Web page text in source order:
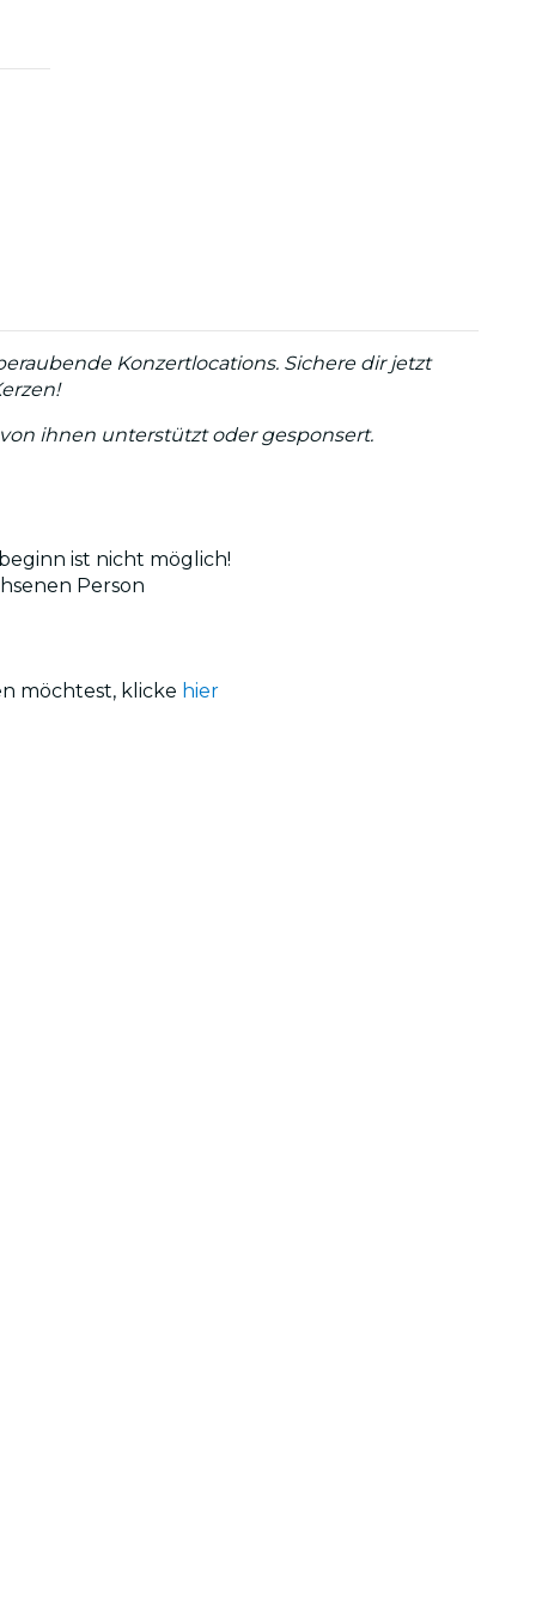
Konzertlocations. Sichere dir jetzt
ihnen unterstützt oder gesponsert.
ist nicht möglich!
Person
möchtest, klicke hier